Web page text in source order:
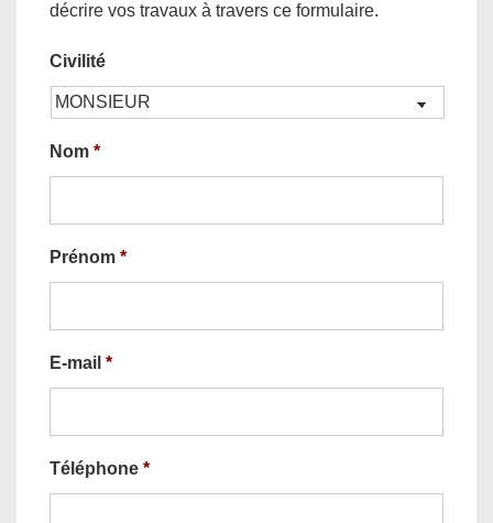
décrire vos travaux à travers ce formulaire.
Civilité
Nom *
Prénom *
E-mail *
Téléphone *